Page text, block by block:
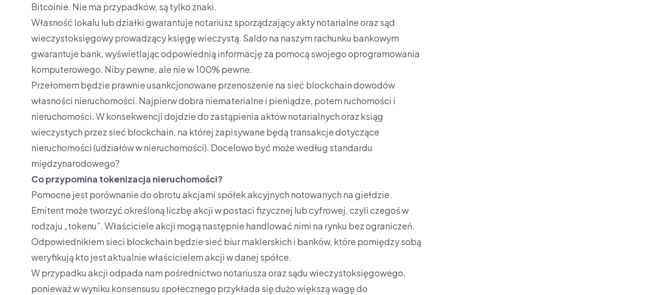
Bitcoinie. Nie ma przypadków, są tylko znaki.
Własność lokalu lub działki gwarantuje notariusz sporządzający akty notarialne oraz sąd
wieczystoksięgowy prowadzący księgę wieczystą. Saldo na naszym rachunku bankowym
gwarantuje bank, wyświetlając odpowiednią informację za pomocą swojego oprogramowania
komputerowego. Niby pewne, ale nie w 100% pewne.
Przełomem będzie prawnie usankcjonowane przenoszenie na sieć blockchain dowodów
własności nieruchomości. Najpierw dobra niematerialne i pieniądze, potem ruchomości i
nieruchomości. W konsekwencji dojdzie do zastąpienia aktów notarialnych oraz ksiąg
wieczystych przez sieć blockchain, na której zapisywane będą transakcje dotyczące
nieruchomości (udziałów w nieruchomości). Docelowo być może według standardu
międzynarodowego?
Co przypomina tokenizacja nieruchomości?
Pomocne jest porównanie do obrotu akcjami spółek akcyjnych notowanych na giełdzie.
Emitent może tworzyć określoną liczbę akcji w postaci fizycznej lub cyfrowej, czyli czegoś w
rodzaju „tokenu”. Właściciele akcji mogą następnie handlować nimi na rynku bez ograniczeń.
Odpowiednikiem sieci blockchain będzie sieć biur maklerskich i banków, które pomiędzy sobą
weryfikują kto jest aktualnie właścicielem akcji w danej spółce.
W przypadku akcji odpada nam pośrednictwo notariusza oraz sądu wieczystoksięgowego,
ponieważ w wyniku konsensusu społecznego przykłada się dużo większą wagę do